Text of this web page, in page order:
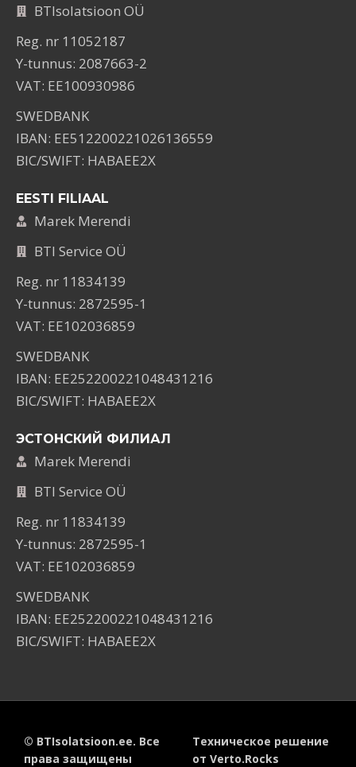
BTIsolatsioon OÜ
Reg. nr 11052187
Y-tunnus: 2087663-2
VAT: EE100930986
SWEDBANK
IBAN: EE512200221026136559
BIC/SWIFT: HABAEE2X
EESTI FILIAAL
Marek Merendi
BTI Service OÜ
Reg. nr 11834139
Y-tunnus: 2872595-1
VAT: EE102036859
SWEDBANK
IBAN: EE252200221048431216
BIC/SWIFT: HABAEE2X
ЭСТОНСКИЙ ФИЛИАЛ
Marek Merendi
BTI Service OÜ
Reg. nr 11834139
Y-tunnus: 2872595-1
VAT: EE102036859
SWEDBANK
IBAN: EE252200221048431216
BIC/SWIFT: HABAEE2X
© BTIsolatsioon.ee. Все
права защищены
Техническое решение
от Verto.Rocks